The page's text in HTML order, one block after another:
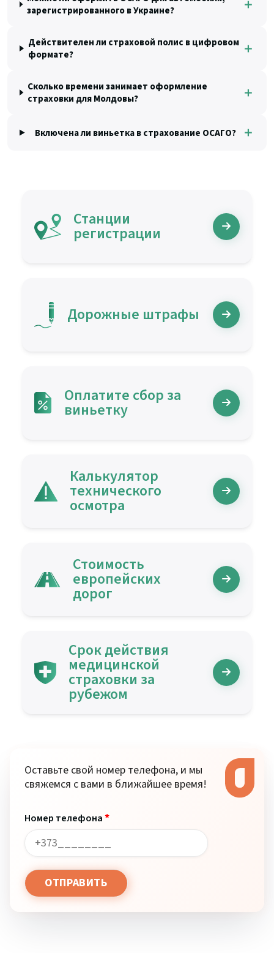
зарегистрированного в Украине?
＋
Действителен ли страховой полис в цифровом
формате?
＋
Сколько времени занимает оформление
страховки для Молдовы?
＋
Включена ли виньетка в страхование ОСАГО? ＋
Станции
регистрации
Дорожные штрафы
Оплатите сбор за
виньетку
Калькулятор
технического
осмотра
Стоимость
европейских
дорог
Срок действия
медицинской
страховки за
рубежом
Оставьте свой номер телефона, и мы
свяжемся с вами в ближайшее время!
Номер телефона*